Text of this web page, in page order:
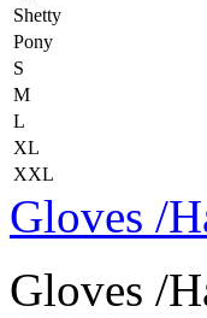
Shetty
Pony
S
M
L
XL
XXL
Gloves /
Gloves /